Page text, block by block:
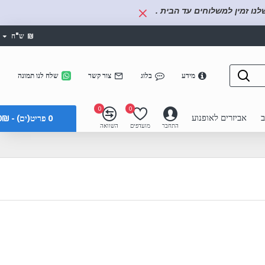
זמין למשלוחים עד הבית .
₪ ש"ח
מידע בלוג צור קשר שלח לנו תמונה
אביזרים לאופנוע
התחבר מועדפים
0
השוואה
0
0 פריט(ים) - 0₪